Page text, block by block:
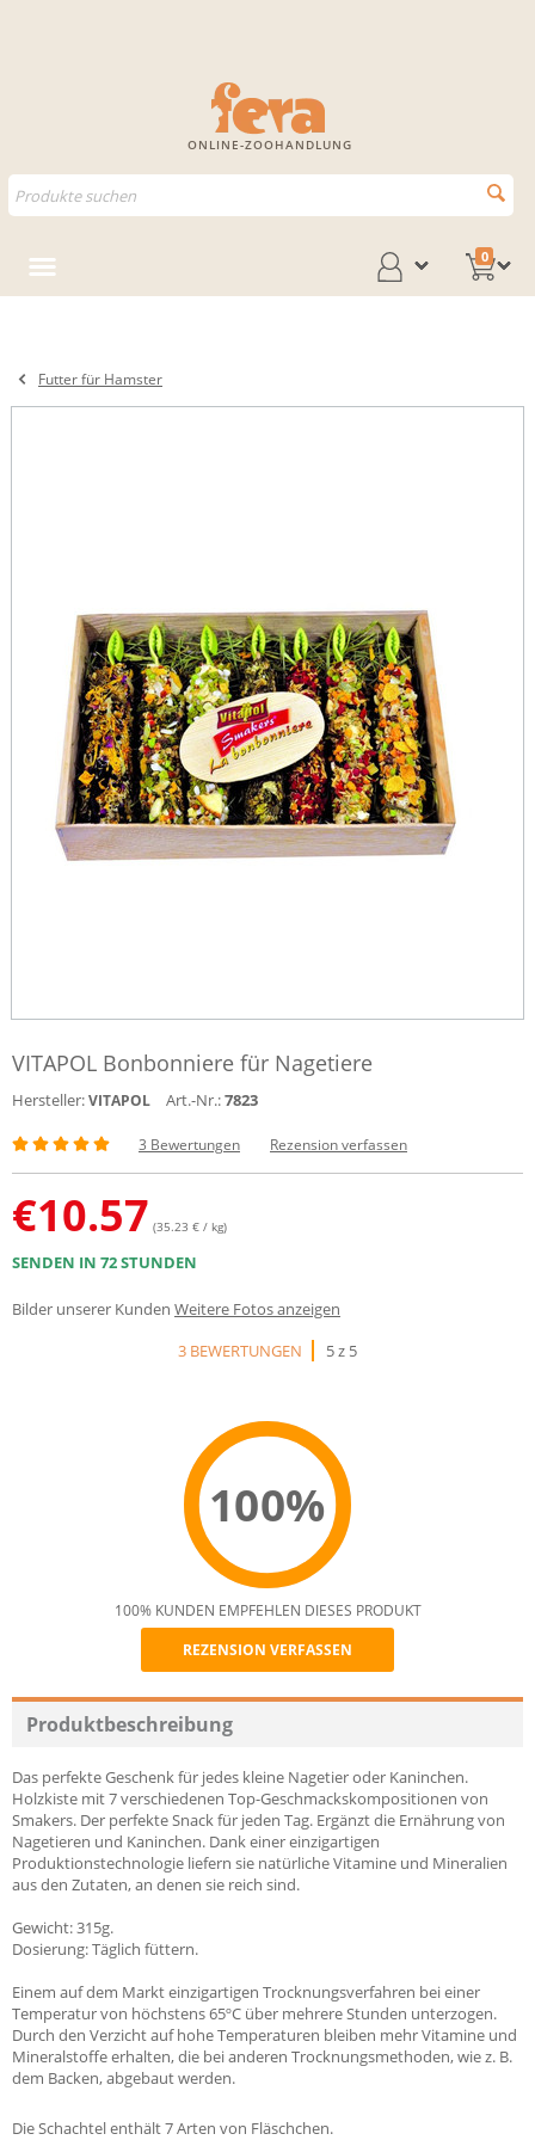
ONLINE-ZOOHANDLUNG
0
Futter für Hamster
VITAPOL Bonbonniere für Nagetiere
Hersteller:VITAPOL Art.-Nr.:7823
3 Bewertungen Rezension verfassen
€10.57 (35.23 € / kg)
SENDEN IN 72 STUNDEN
Bilder unserer Kunden Weitere Fotos anzeigen
3 BEWERTUNGEN
5 z 5
100%
Recommend
100% KUNDEN EMPFEHLEN DIESES PRODUKT
REZENSION VERFASSEN
Produktbeschreibung
Das perfekte Geschenk für jedes kleine Nagetier oder Kaninchen.
Holzkiste mit 7 verschiedenen Top-Geschmackskompositionen von
Smakers. Der perfekte Snack für jeden Tag. Ergänzt die Ernährung von
Nagetieren und Kaninchen. Dank einer einzigartigen
Produktionstechnologie liefern sie natürliche Vitamine und Mineralien
aus den Zutaten, an denen sie reich sind.
Gewicht: 315g.
Dosierung: Täglich füttern.
Einem auf dem Markt einzigartigen Trocknungsverfahren bei einer
Temperatur von höchstens 65ºC über mehrere Stunden unterzogen.
Durch den Verzicht auf hohe Temperaturen bleiben mehr Vitamine und
Mineralstoffe erhalten, die bei anderen Trocknungsmethoden, wie z. B.
dem Backen, abgebaut werden.
Die Schachtel enthält 7 Arten von Fläschchen.